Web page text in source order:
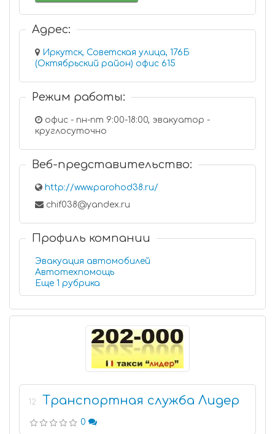
Адрес:
Иркутск, Советская улица, 176Б
(Октябрьский район) офис 615
Режим работы:
офис - пн-пт 9:00-18:00, эвакуатор -
круглосуточно
Веб-представительство:
http://www.parohod38.ru/
chif038@yandex.ru
Профиль компании
Эвакуация автомобилей
Автотехпомощь
Еще 1 рубрика
12 Транспортная служба Лидер
0